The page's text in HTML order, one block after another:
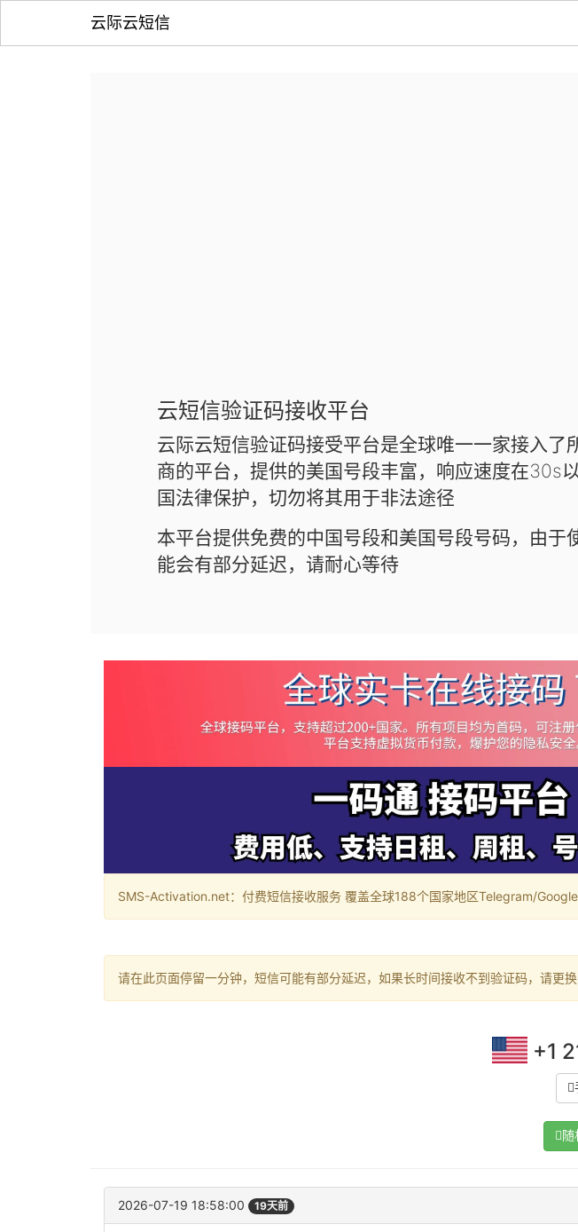
云际云短信
云短信验证码接收平台
云际云短信验证码接受平台是全球唯一一家接入了
商的平台，提供的美国号段丰富，响应速度在30s
国法律保护，切勿将其用于非法途径
本平台提供免费的中国号段和美国号段号码，由于
能会有部分延迟，请耐心等待
SMS-Activation.net：付费短信接收服务 覆盖全球188个国家地区Telegram/
请在此页面停留一分钟，短信可能有部分延迟，如果长时间接收不到验证码，请更
+1
随
2026-07-19 18:58:00 19天前